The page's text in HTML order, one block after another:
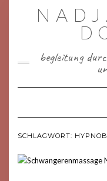
begleitung
SCHLAGWORT: